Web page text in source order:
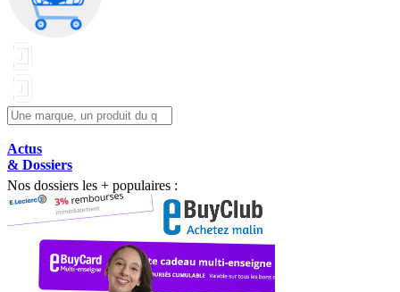
Actus
& Dossiers
Nos dossiers les + populaires :